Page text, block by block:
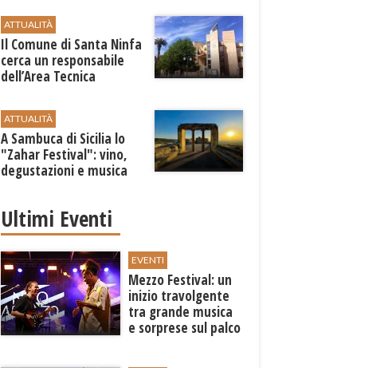
ATTUALITÀ
Il Comune di ​Santa Ninfa
cerca un responsabile
dell’Area Tecnica
ATTUALITÀ
A Sambuca di Sicilia lo
"Zahar Festival": vino,
degustazioni e musica
Ultimi Eventi
EVENTI
Mezzo Festival: un
inizio travolgente
tra grande musica
e sorprese sul palco